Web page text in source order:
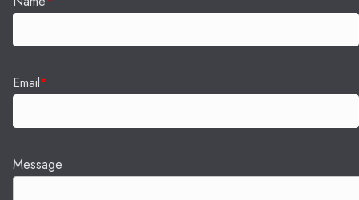
Email*
Message